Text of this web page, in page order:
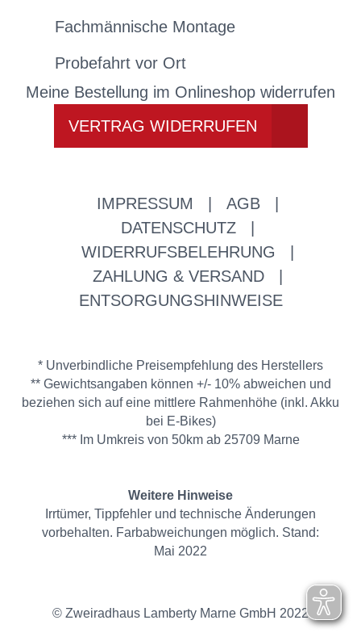
Fachmännische Montage
Probefahrt vor Ort
Meine Bestellung im Onlineshop widerrufen
VERTRAG WIDERRUFEN
IMPRESSUM AGB
DATENSCHUTZ
WIDERRUFSBELEHRUNG
ZAHLUNG & VERSAND
ENTSORGUNGSHINWEISE
* Unverbindliche Preisempfehlung des Herstellers
** Gewichtsangaben können +/- 10% abweichen und
beziehen sich auf eine mittlere Rahmenhöhe (inkl. Akku
bei E-Bikes)
*** Im Umkreis von 50km ab 25709 Marne
Weitere Hinweise
Irrtümer, Tippfehler und technische Änderungen
vorbehalten. Farbabweichungen möglich. Stand:
Mai 2022
© Zweiradhaus Lamberty Marne GmbH 2022